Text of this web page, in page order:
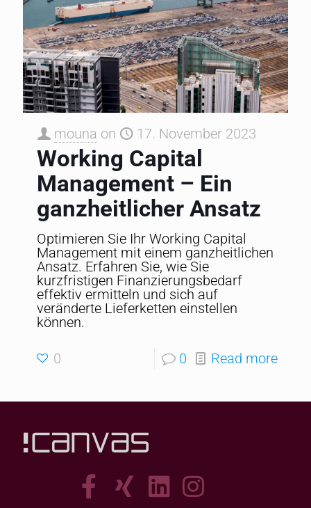
mouna on 17. November 2023
Working Capital
Management – Ein
ganzheitlicher Ansatz
Optimieren Sie Ihr Working Capital
Management mit einem ganzheitlichen
Ansatz. Erfahren Sie, wie Sie
kurzfristigen Finanzierungsbedarf
effektiv ermitteln und sich auf
veränderte Lieferketten einstellen
können.
0 0 Read more